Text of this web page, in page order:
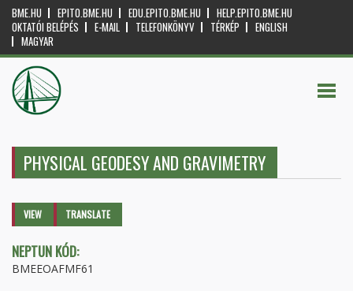
BME.HU EPITO.BME.HU EDU.EPITO.BME.HU
HELP.EPITO.BME.HU
OKTATÓI BELÉPÉS
E-MAIL TELEFONKÖNYV TÉRKÉP
ENGLISH
MAGYAR
PHYSICAL GEODESY AND GRAVIMETRY
Primary tabs
VIEW (ACTIVETRANSLATE
NEPTUN KÓD:
BMEEOAFMF61